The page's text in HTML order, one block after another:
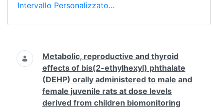
Intervallo Personalizzato…
Ricerca
Metabolic, reproductive and thyroid
effects of bis(2-ethylhexyl) phthalate
(DEHP) orally administered to male and
female juvenile rats at dose levels
derived from children biomonitoring